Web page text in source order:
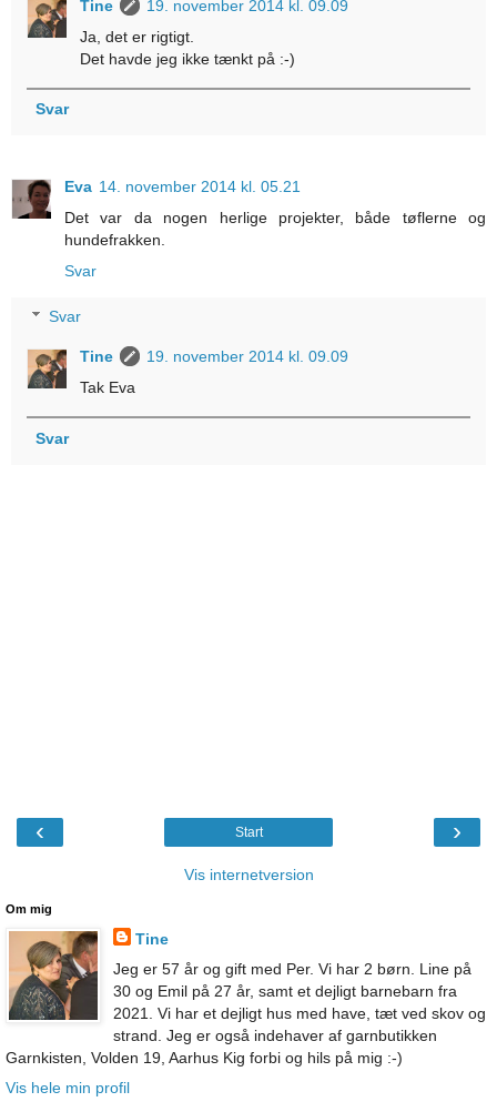
Tine
19. november 2014 kl. 09.09
Ja, det er rigtigt.
Det havde jeg ikke tænkt på :-)
Svar
Eva 14. november 2014 kl. 05.21
Det var da nogen herlige projekter, både tøflerne og
hundefrakken.
Svar
Svar
Tine
19. november 2014 kl. 09.09
Tak Eva
Svar
‹ ›
Start
Vis internetversion
Om mig
Tine
Jeg er 57 år og gift med Per. Vi har 2 børn. Line på
30 og Emil på 27 år, samt et dejligt barnebarn fra
2021. Vi har et dejligt hus med have, tæt ved skov og
strand. Jeg er også indehaver af garnbutikken
Garnkisten, Volden 19, Aarhus Kig forbi og hils på mig :-)
Vis hele min profil